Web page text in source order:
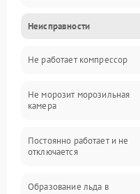
Механика
Электропитание
Дренаж
Неисправности
Не работает компрессор
Не морозит морозильная
камера
Постоянно работает и не
отключается
Образование льда в